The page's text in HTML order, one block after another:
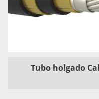
Tubo holgado